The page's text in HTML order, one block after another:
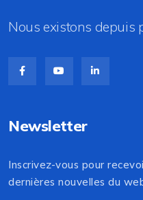
Nous existons depuis
Newsletter
Inscrivez-vous pour
dernières nouvelles du